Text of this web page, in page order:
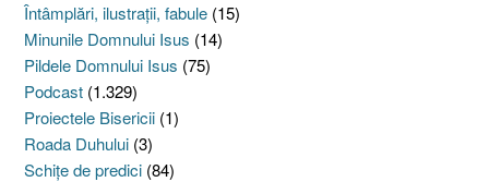
Întâmplări, ilustraţii, fabule (15)
Minunile Domnului Isus (14)
Pildele Domnului Isus (75)
Podcast (1.329)
Proiectele Bisericii (1)
Roada Duhului (3)
Schiţe de predici (84)